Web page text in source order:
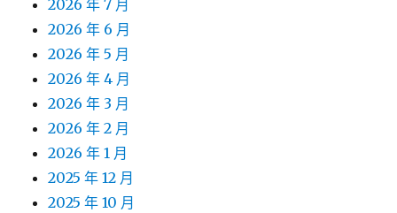
2026 年 7 月
2026 年 6 月
2026 年 5 月
2026 年 4 月
2026 年 3 月
2026 年 2 月
2026 年 1 月
2025 年 12 月
2025 年 10 月